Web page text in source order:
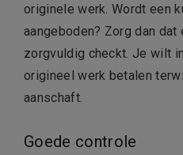
originele werk. Wordt een
aangeboden? Zorg dan
zorgvuldig checkt. Je wilt
origineel werk betalen
aanschaft.
Goede controle